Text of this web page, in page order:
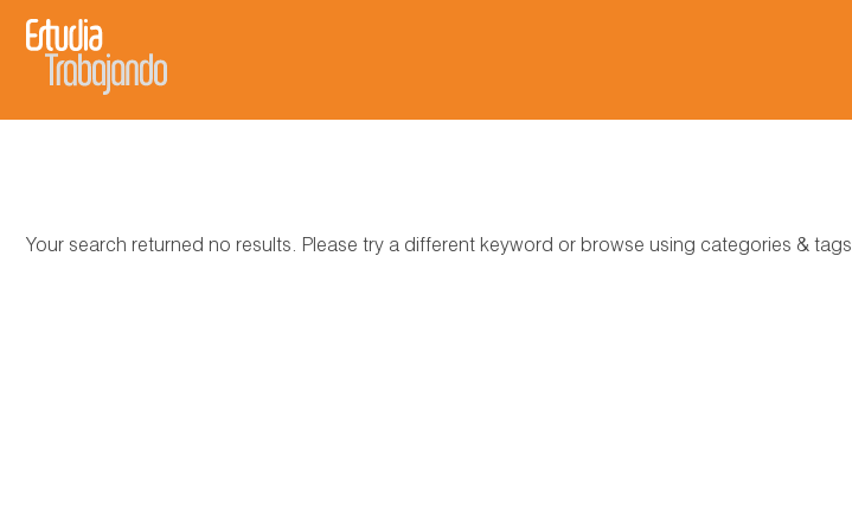
Your search returned no results. Please try a different keyword or browse using categories & tags